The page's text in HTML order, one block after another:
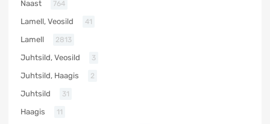
Naast 764
Lamell, Veosild 41
Lamell 2813
Juhtsild, Veosild 3
Juhtsild, Haagis 2
Juhtsild 31
Haagis 11